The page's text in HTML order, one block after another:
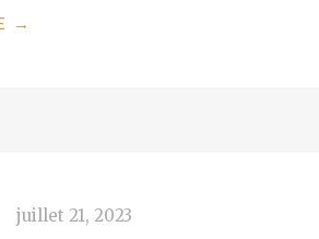
« JEUDI
FUSILLES
→
juillet 21, 2023